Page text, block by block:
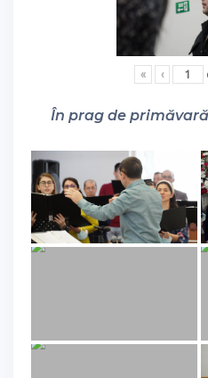
« ‹
În prag de primăvară